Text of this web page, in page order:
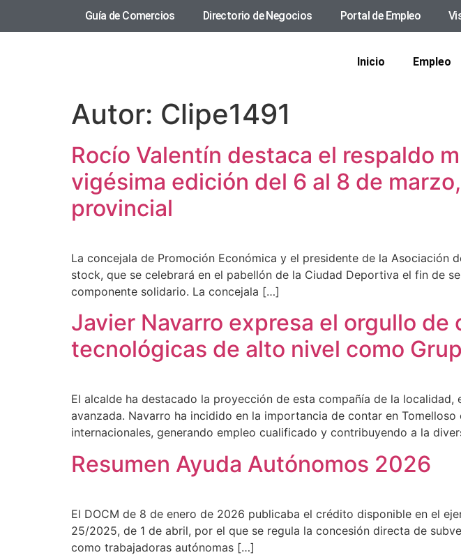
Guía de Comercios Directorio de Negocios Portal de Empleo
Inicio Empleo
Autor: Clipe1491
Rocío Valentín destaca el respaldo
vigésima edición del 6 al 8 de
provincial
La concejala de Promoción Económica y el presidente de la Asociación
stock, que se celebrará en el pabellón de la Ciudad Deportiva el fin de
componente solidario. La concejala […]
Javier Navarro expresa el orgullo
tecnológicas de alto nivel como
El alcalde ha destacado la proyección de esta compañía de la
avanzada. Navarro ha incidido en la importancia de contar en
internacionales, generando empleo cualificado y contribuyendo a la
Resumen Ayuda Autónomos 2026
El DOCM de 8 de enero de 2026 publicaba el crédito disponible en el
25/2025, de 1 de abril, por el que se regula la concesión directa de
como trabajadoras autónomas […]